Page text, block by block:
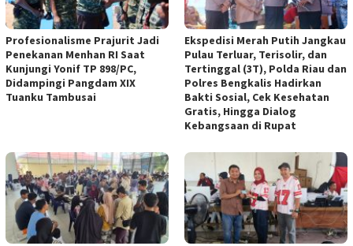
Profesionalisme Prajurit Jadi
Penekanan Menhan RI Saat
Kunjungi Yonif TP 898/PC,
Didampingi Pangdam XIX
Tuanku Tambusai
Ekspedisi Merah Putih Jangkau
Pulau Terluar, Terisolir, dan
Tertinggal (3T), Polda Riau dan
Polres Bengkalis Hadirkan
Bakti Sosial, Cek Kesehatan
Gratis, Hingga Dialog
Kebangsaan di Rupat